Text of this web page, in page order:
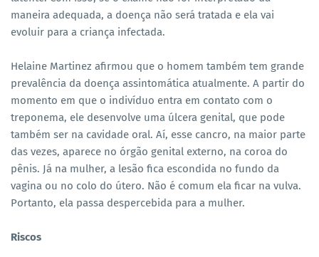
maneira adequada, a doença não será tratada e ela vai
evoluir para a criança infectada.
Helaine Martinez afirmou que o homem também tem grande
prevalência da doença assintomática atualmente. A partir do
momento em que o indivíduo entra em contato com o
treponema, ele desenvolve uma úlcera genital, que pode
também ser na cavidade oral. Aí, esse cancro, na maior parte
das vezes, aparece no órgão genital externo, na coroa do
pênis. Já na mulher, a lesão fica escondida no fundo da
vagina ou no colo do útero. Não é comum ela ficar na vulva.
Portanto, ela passa despercebida para a mulher.
Riscos